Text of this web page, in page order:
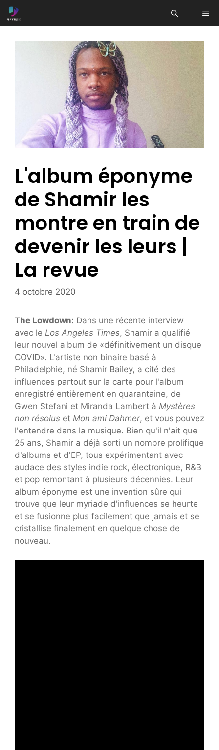
Aller
au
L'album éponyme
de Shamir les
montre en train de
devenir les leurs |
La revue
4 octobre 2020
The Lowdown: Dans une récente interview
avec le Los Angeles Times, Shamir a qualifié
leur nouvel album de «définitivement un disque
COVID». L'artiste non binaire basé à
Philadelphie, né Shamir Bailey, a cité des
influences partout sur la carte pour l'album
enregistré entièrement en quarantaine, de
Gwen Stefani et Miranda Lambert à Mystères
non résolus et Mon ami Dahmer, et vous pouvez
l'entendre dans la musique. Bien qu'il n'ait que
25 ans, Shamir a déjà sorti un nombre prolifique
d'albums et d'EP, tous expérimentant avec
audace des styles indie rock, électronique, R&B
et pop remontant à plusieurs décennies. Leur
album éponyme est une invention sûre qui
trouve que leur myriade d'influences se heurte
et se fusionne plus facilement que jamais et se
cristallise finalement en quelque chose de
nouveau.